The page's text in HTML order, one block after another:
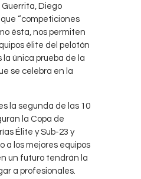
Diego
“competiciones
ésta, nos permiten
élite del pelotón
la única prueba de la
se celebra en la
la segunda de las 10
la Copa de
Élite y Sub-23 y
a los mejores equipos
un futuro tendrán la
a profesionales.